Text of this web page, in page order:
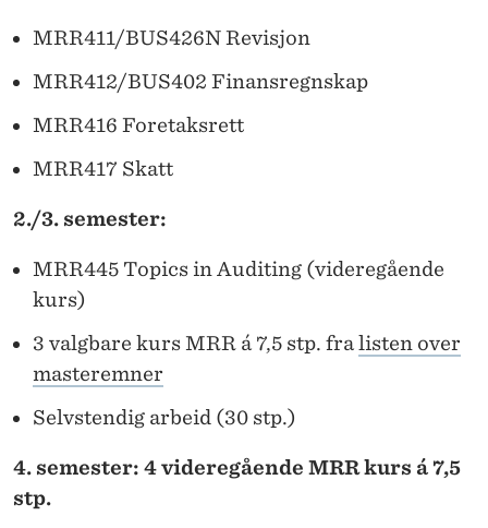
MRR411/BUS426N Revisjon
MRR412/BUS402 Finansregnskap
MRR416 Foretaksrett
MRR417 Skatt
2./3. semester:
MRR445 Topics in Auditing (videregående
kurs)
3 valgbare kurs MRR á 7,5 stp. fralisten over
masteremner
Selvstendig arbeid (30 stp.)
4. semester: 4 videregående MRR kurs á 7,5
stp.